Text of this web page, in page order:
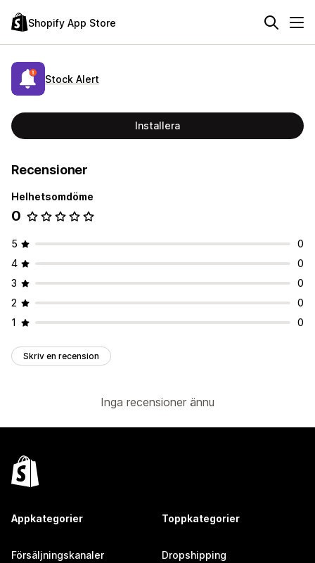
Shopify App Store
Stock Alert
Installera
Recensioner
Helhetsomdöme
0
5
0
4
0
3
0
2
0
1
0
Skriv en recension
Inga recensioner ännu
Appkategorier
Försäljningskanaler
Toppkategorier
Dropshipping